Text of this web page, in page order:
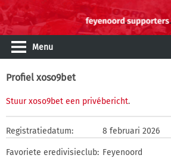
Menu
Profiel xoso9bet
Stuur xoso9bet een privébericht.
Registratiedatum: 8 februari 2026
Favoriete eredivisieclub: Feyenoord